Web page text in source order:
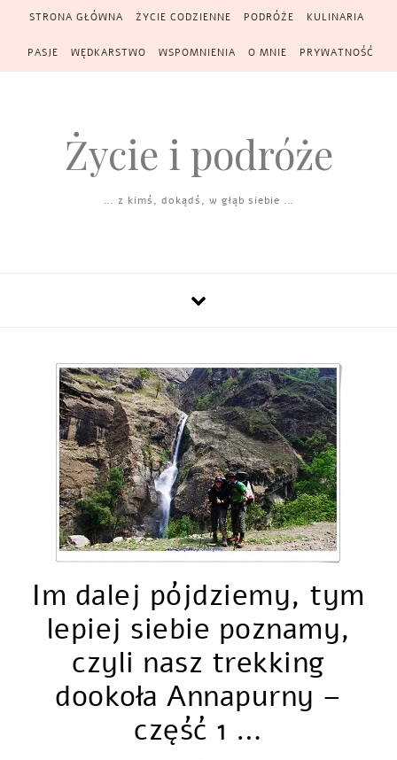
Skip to content
STRONA GŁÓWNA ŻYCIE CODZIENNE PODRÓŻE KULINARIA
PASJE WĘDKARSTWO WSPOMNIENIA O MNIE PRYWATNOŚĆ
Życie i podróże
… z kimś, dokądś, w głąb siebie …
Im dalej pójdziemy, tym
lepiej siebie poznamy,
czyli nasz trekking
dookoła Annapurny –
część 1 …